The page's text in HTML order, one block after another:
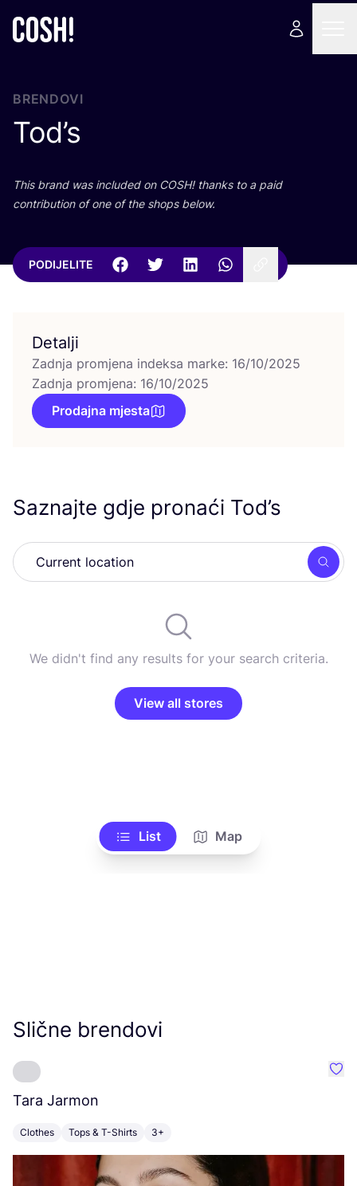
BRENDOVI
Tod’s
This brand was inclu­ded on COSH! than­ks to a paid
con­tri­bu­ti­on of one of the shops below.
PODIJELITE
Detalji
Zadnja promjena indeksa marke: 16/10/2025
Zadnja promjena: 16/10/2025
Prodajna mjesta
Saznajte gdje pronaći Tod’s
We didn't find any results for your search criteria.
View all stores
List Map
Slične brendovi
Tara Jarmon
Clothes Tops & T-Shirts 3+